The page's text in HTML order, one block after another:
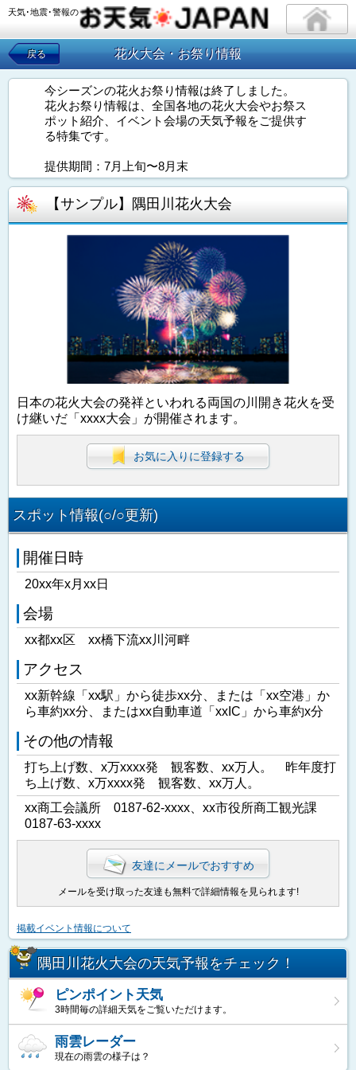
天気･地震･警報の
戻る 花火大会・お祭り情報
今シーズンの花火お祭り情報は終了しました。
花火お祭り情報は、全国各地の花火大会やお祭ス
ポット紹介、イベント会場の天気予報をご提供す
る特集です。
提供期間：7月上旬〜8月末
【サンプル】隅田川花火大会
日本の花火大会の発祥といわれる両国の川開き花火を受
け継いだ「xxxx大会」が開催されます。
お気に入りに登録する
スポット情報(○/○更新)
開催日時
20xx年x月xx日
会場
xx都xx区 xx橋下流xx川河畔
アクセス
xx新幹線「xx駅」から徒歩xx分、または「xx空港」か
ら車約xx分、またはxx自動車道「xxIC」から車約x分
その他の情報
打ち上げ数、x万xxxx発 観客数、xx万人。 昨年度打
ち上げ数、x万xxxx発 観客数、xx万人。
xx商工会議所 0187-62-xxxx、xx市役所商工観光課
0187-63-xxxx
友達にメールでおすすめ
メールを受け取った友達も無料で詳細情報を見られます!
掲載イベント情報について
隅田川花火大会の天気予報をチェック！
ピンポイント天気
3時間毎の詳細天気をご覧いただけます。
雨雲レーダー
現在の雨雲の様子は？